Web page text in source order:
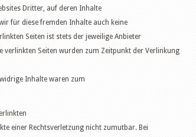
Dritter, auf deren Inhalte
für diese fremden Inhalte auch keine
Seiten ist stets der jeweilige Anbieter
Seiten wurden zum Zeitpunkt der Verlinkung
Inhalte waren zum
einer Rechtsverletzung nicht zumutbar. Bei